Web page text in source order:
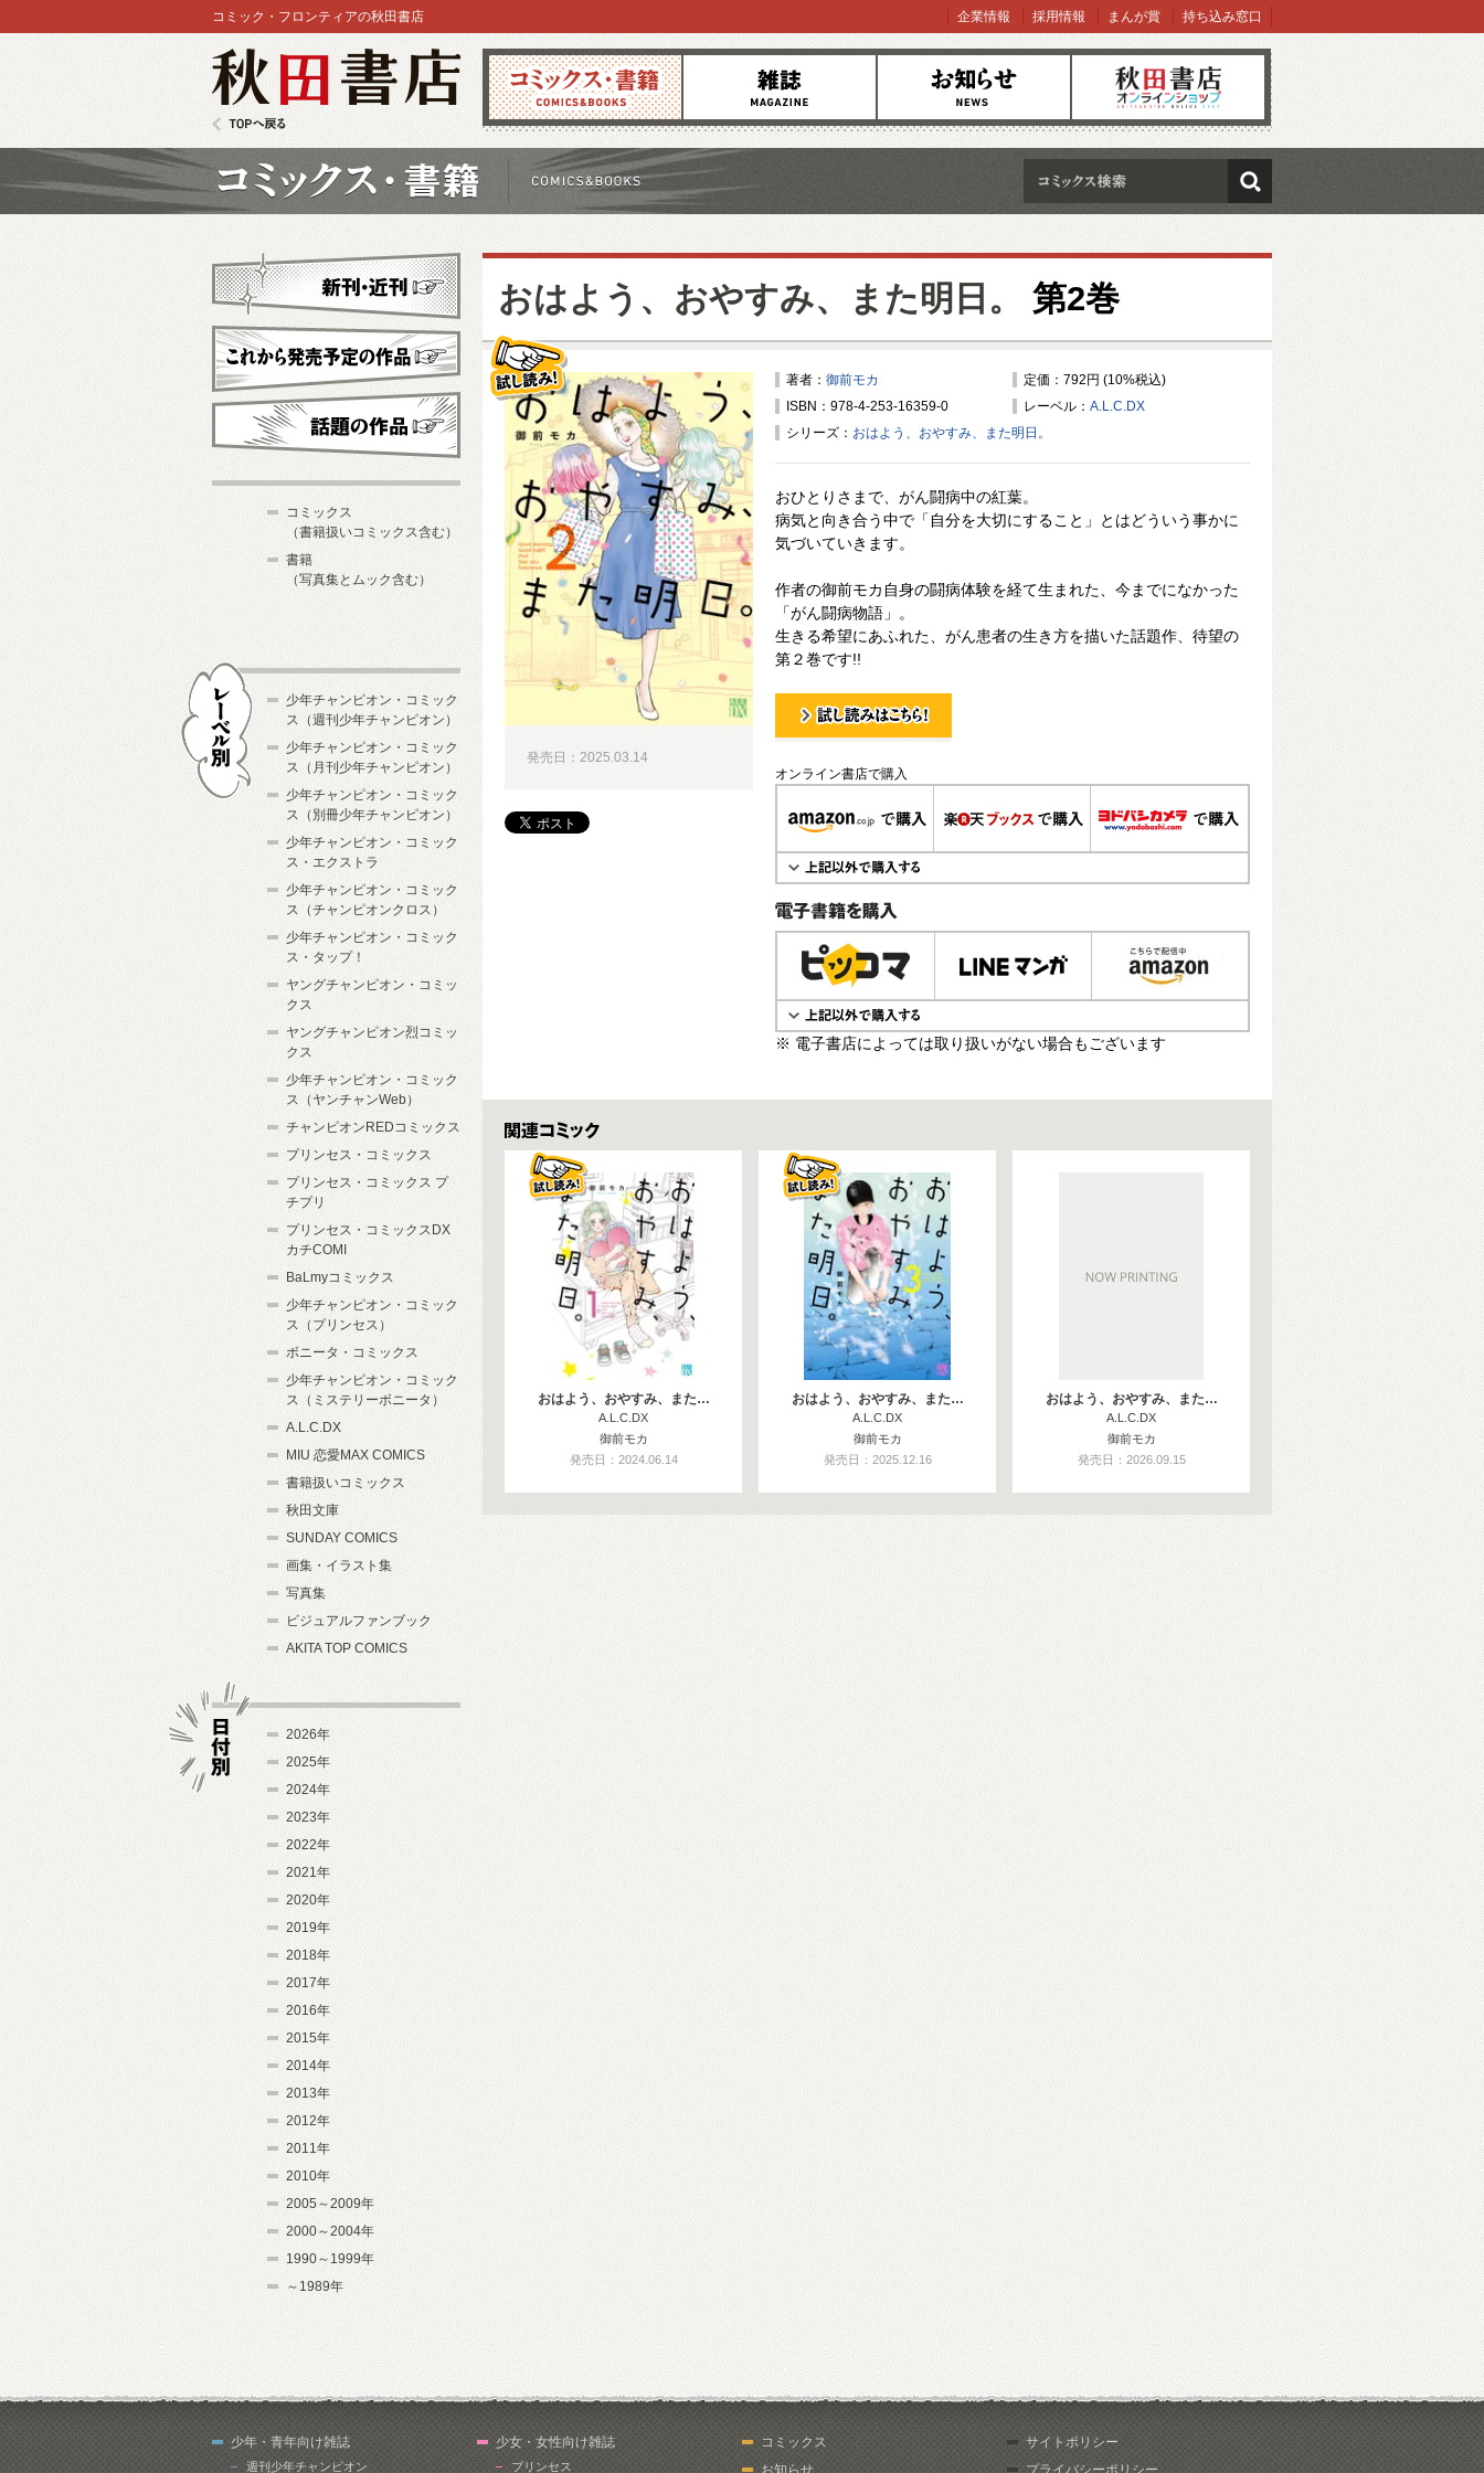
コミックス 雑誌 お知らせ オンラインショップ
コミック・フロンティアの秋田書店 企業情報 採用情報 まんが賞 持ち込み窓口
検索
おはよう、おやすみ、また明日。 第2巻
著者： 御前モカ
定価：792円 (10%税込)
ISBN：978-4-253-16359-0
レーベル： A.L.C.DX
シリーズ： おはよう、おやすみ、また明日。
おひとりさまで、がん闘病中の紅葉。
病気と向き合う中で「自分を大切にすること」とはどういう事かに
気づいていきます。
作者の御前モカ自身の闘病体験を経て生まれた、今までになかった
「がん闘病物語」。
生きる希望にあふれた、がん患者の生き方を描いた話題作、待望の
第２巻です!!
試し読み！
オンライン書店で購入
電子書籍で購入
※ 電子書店によっては取り扱いがない場合もございます
発売日：2025.03.14
関連コミックス
おはよう、おやすみ、また…
A.L.C.DX
御前モカ
発売日：2024.06.14
おはよう、おやすみ、また…
A.L.C.DX
御前モカ
発売日：2025.12.16
おはよう、おやすみ、また…
A.L.C.DX
御前モカ
発売日：2026.09.15
新刊・近刊
これから発売予定
コミックス
（書籍扱いコミックス含む）
書籍
（写真集とムック含む）
少年チャンピオン・コミック
ス（週刊少年チャンピオン）
少年チャンピオン・コミック
ス（月刊少年チャンピオン）
少年チャンピオン・コミック
ス（別冊少年チャンピオン）
少年チャンピオン・コミック
ス・エクストラ
少年チャンピオン・コミック
ス（チャンピオンクロス）
少年チャンピオン・コミック
ス・タップ！
ヤングチャンピオン・コミッ
クス
ヤングチャンピオン烈コミッ
クス
少年チャンピオン・コミック
ス（ヤンチャンWeb）
チャンピオンREDコミックス
プリンセス・コミックス
プリンセス・コミックス プ
チプリ
プリンセス・コミックスDX
カチCOMI
BaLmyコミックス
少年チャンピオン・コミック
ス（プリンセス）
ボニータ・コミックス
少年チャンピオン・コミック
ス（ミステリーボニータ）
A.L.C.DX
MIU 恋愛MAX COMICS
書籍扱いコミックス
秋田文庫
SUNDAY COMICS
画集・イラスト集
写真集
ビジュアルファンブック
AKITA TOP COMICS
2026年
2025年
2024年
2023年
2022年
2021年
2020年
2019年
2018年
2017年
2016年
2015年
2014年
2013年
2012年
2011年
2010年
2005～2009年
2000～2004年
1990～1999年
～1989年
少年・青年向け雑誌
週刊少年チャンピオン
少女・女性向け雑誌
プリンセス
コミックス
お知らせ
サイトポリシー
プライバシーポリシー